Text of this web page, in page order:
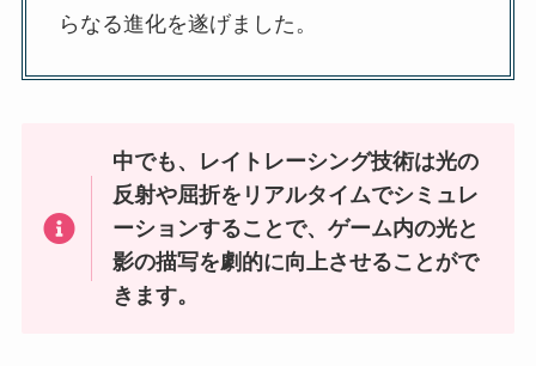
らなる進化を遂げました。
中でも、レイトレーシング技術は光の
反射や屈折をリアルタイムでシミュレ
ーションすることで、ゲーム内の光と
影の描写を劇的に向上させることがで
きます。